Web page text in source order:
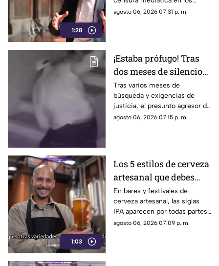
1:28
medios de comunicación.
agosto 06, 2026 07:31 p. m.
¡Estaba prófugo! Tras
dos meses de silencio
detuvieron a Jorge "N",
agresor de Paula
Tras varios meses de
búsqueda y exigencias de
justicia, el presunto agresor de
Paula Fajardo fue localizado y
agosto 06, 2026 07:15 p. m.
1:03
Los 5 estilos de cerveza
artesanal que debes
conocer
En bares y festivales de
cerveza artesanal, las siglas
IPA aparecen por todas partes.
Pero, ¿qué significa realmente
agosto 06, 2026 07:09 p. m.